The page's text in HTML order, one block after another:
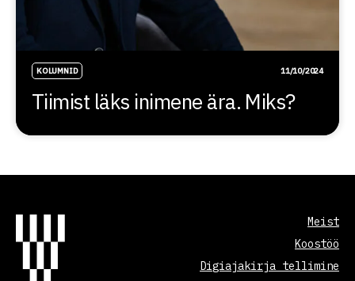
KOLUMNID 11/10/2024
Tiimist läks inimene ära. Miks?
Meist
Koostöö
Digiajakirja tellimine